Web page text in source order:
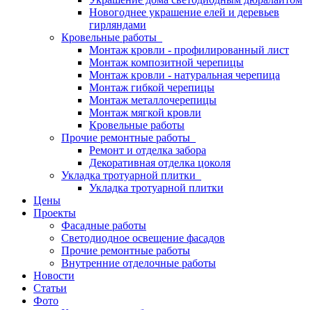
Новогоднее украшение елей и деревьев
гирляндами
Кровельные работы
Монтаж кровли - профилированный лист
Монтаж композитной черепицы
Монтаж кровли - натуральная черепица
Монтаж гибкой черепицы
Монтаж металлочерепицы
Монтаж мягкой кровли
Кровельные работы
Прочие ремонтные работы
Ремонт и отделка забора
Декоративная отделка цоколя
Укладка тротуарной плитки
Укладка тротуарной плитки
Цены
Проекты
Фасадные работы
Светодиодное освещение фасадов
Прочие ремонтные работы
Внутренние отделочные работы
Новости
Статьи
Фото